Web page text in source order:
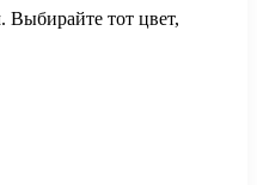
тот цвет,